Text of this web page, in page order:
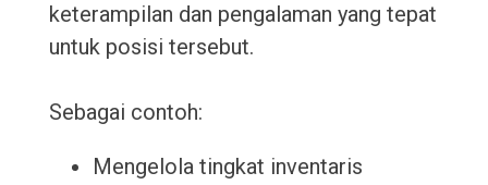
keterampilan dan pengalaman yang tepat
untuk posisi tersebut.
Sebagai contoh:
Mengelola tingkat inventaris